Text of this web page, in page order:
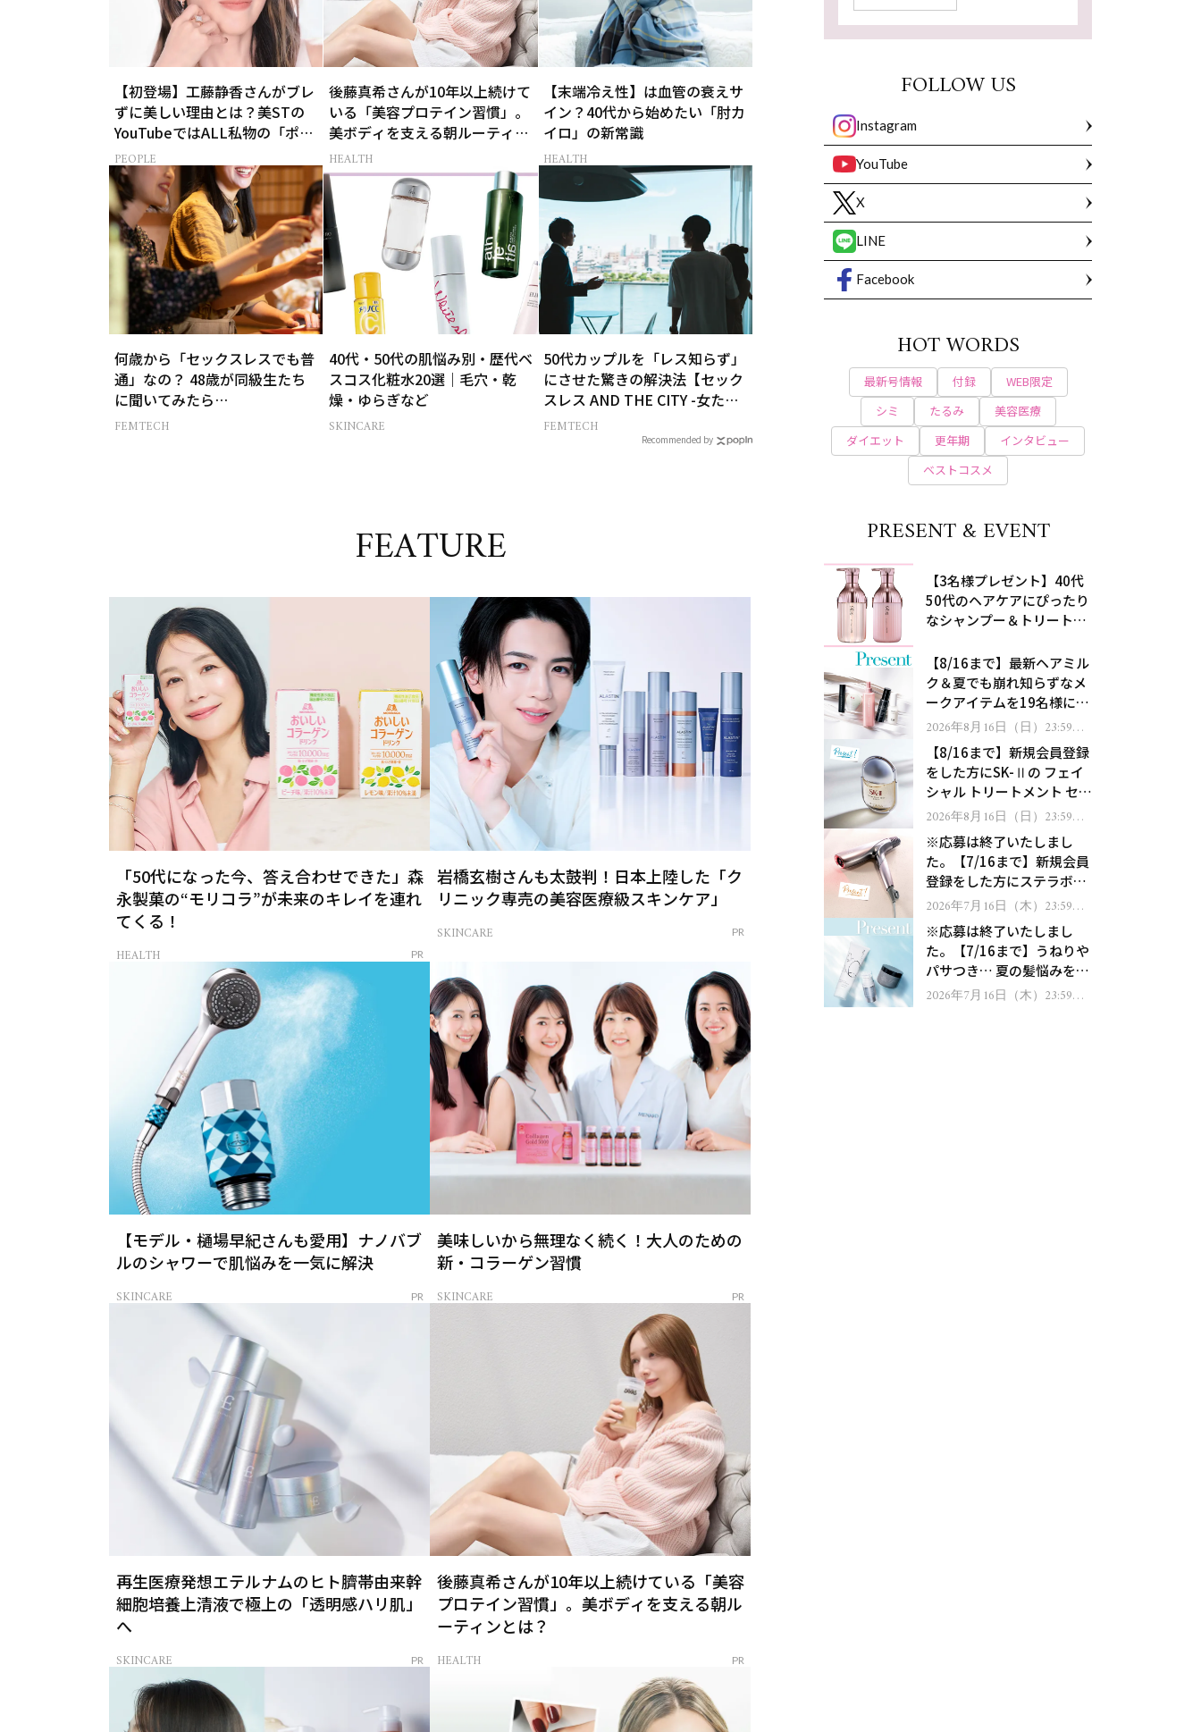
【初登場】工藤静香さんがブレ
ずに美しい理由とは？美STの
YouTubeではALL私物の「ポー
チの中身」も大公開！
PEOPLE
後藤真希さんが10年以上続けて
いる「美容プロテイン習慣」。
美ボディを支える朝ルーティン
とは？
HEALTH
【末端冷え性】は血管の衰えサ
イン？40代から始めたい「肘カ
イロ」の新常識
HEALTH
何歳から「セックスレスでも普
通」なの？ 48歳が同級生たち
に聞いてみたら…
FEMTECH
40代・50代の肌悩み別・歴代ベ
スコス化粧水20選｜毛穴・乾
燥・ゆらぎなど
SKINCARE
50代カップルを「レス知らず」
にさせた驚きの解決法【セック
スレス AND THE CITY -女たち
の告白-】
FEMTECH
Recommended by
FEATURE
「50代になった今、答え合わせできた」森
永製菓の“モリコラ”が未来のキレイを連れ
てくる！
HEALTH PR
岩橋玄樹さんも太鼓判！日本上陸した「ク
リニック専売の美容医療級スキンケア」
SKINCARE PR
【モデル・樋場早紀さんも愛用】ナノバブ
ルのシャワーで肌悩みを一気に解決
SKINCARE PR
美味しいから無理なく続く！大人のための
新・コラーゲン習慣
SKINCARE PR
再生医療発想エテルナムのヒト臍帯由来幹
細胞培養上清液で極上の「透明感ハリ肌」
へ
SKINCARE PR
後藤真希さんが10年以上続けている「美容
プロテイン習慣」。美ボディを支える朝ル
ーティンとは？
HEALTH PR
FOLLOW US
Instagram
YouTube
X
LINE
Facebook
HOT WORDS
最新号情報 付録
WEB限定
シミ
たるみ
美容医療
ダイエット
更年期
インタビュー
ベストコスメ
PRESENT & EVENT
【3名様プレゼント】40代
50代のヘアケアにぴったり
なシャンプー＆トリートメ
処！
【8/16まで】最新ヘアミル
ク＆夏でも崩れ知らずなメ
ークアイテムを19名様にプ
レゼント！
2026年8月16日（日）23:59ま
で【8/16まで】新規会員登録
をした方にSK-Ⅱの フェイ
シャル トリートメント セラ
ムをプレゼント！
2026年8月16日（日）23:59ま
※応募は終了いたしまし
た。【7/16まで】新規会員
登録をした方にステラボー
テのシャインリバース ヘア
ゼント！
2026年7月16日（木）23:59ま
※応募は終了いたしまし
た。【7/16まで】うねりや
パサつき… 夏の髪悩みを解
消するヘアケアアイテムを
2026年7月16日（木）23:59ま